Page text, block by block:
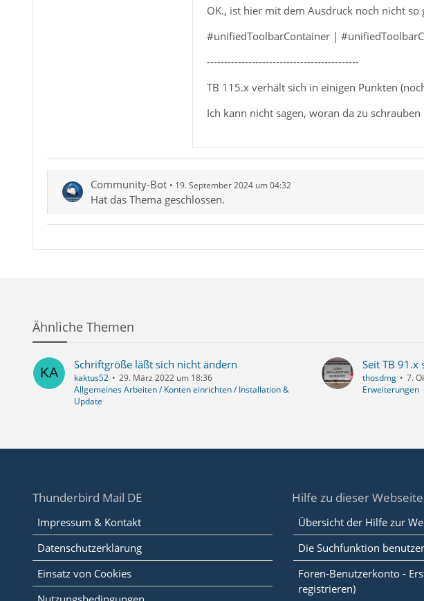
OK., ist hier mit dem Ausdruck noch nicht so
#unifiedToolbarContainer |
--------------------------------------------
TB 115.x verhält sich in einigen Punkten
Ich kann nicht sagen, woran da zu
Community-Bot 19. September 2024 um 04:32
Hat das Thema geschlossen.
Ähnliche Themen
Schriftgröße läßt sich nicht ändern
kaktus52
29. März 2022 um 18:36
Allgemeines Arbeiten / Konten einrichten / Installation &
Update
thosdmg
7.
Erweiterungen
Thunderbird Mail DE
Impressum & Kontakt
Datenschutzerklärung
Einsatz von Cookies
Hilfe zu dieser Webseite
Übersicht der Hilfe zur
Die Suchfunktion
Foren-Benutzerkonto -
registrieren)